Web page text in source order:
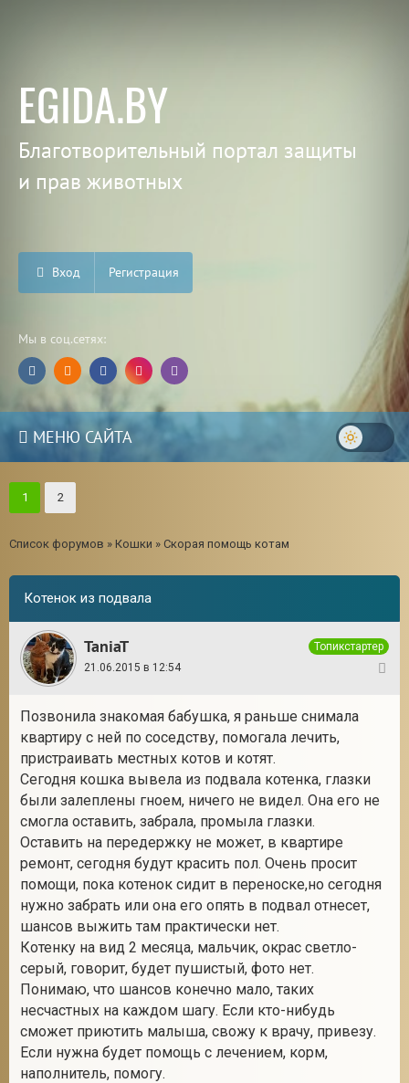
EGIDA.BY
Благотворительный портал защиты
и прав животных
Вход Регистрация
Мы в соц.сетях:
МЕНЮ САЙТА
1 2
Список форумов » Кошки » Скорая помощь котам
Котенок из подвала
TaniaT
Топикстартер
21.06.2015 в 12:54
Позвонила знакомая бабушка, я раньше снимала
квартиру с ней по соседству, помогала лечить,
пристраивать местных котов и котят.
Сегодня кошка вывела из подвала котенка, глазки
были залеплены гноем, ничего не видел. Она его не
смогла оставить, забрала, промыла глазки.
Оставить на передержку не может, в квартире
ремонт, сегодня будут красить пол. Очень просит
помощи, пока котенок сидит в переноске,но сегодня
нужно забрать или она его опять в подвал отнесет,
шансов выжить там практически нет.
Котенку на вид 2 месяца, мальчик, окрас светло-
серый, говорит, будет пушистый, фото нет.
Понимаю, что шансов конечно мало, таких
несчастных на каждом шагу. Если кто-нибудь
сможет приютить малыша, свожу к врачу, привезу.
Если нужна будет помощь с лечением, корм,
наполнитель, помогу.